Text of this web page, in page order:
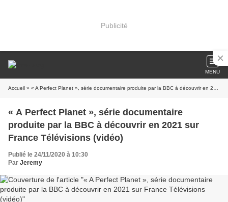
Publicité
MENU
Accueil » « A Perfect Planet », série documentaire produite par la BBC à découvrir en 2021 sur France Télévisions (vidéo)
« A Perfect Planet », série documentaire
produite par la BBC à découvrir en 2021 sur
France Télévisions (vidéo)
Publié le 24/11/2020 à 10:30
Par Jeremy